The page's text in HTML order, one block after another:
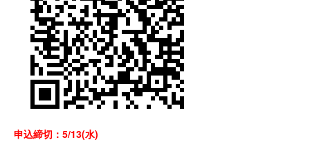
申込締切：5/13(水)